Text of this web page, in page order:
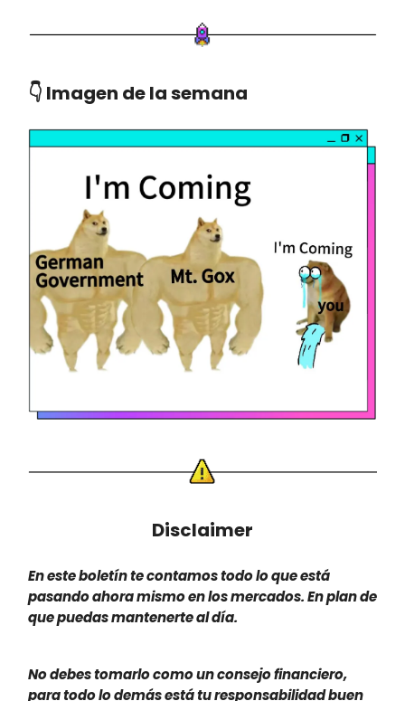
👇 Imagen de la semana
Disclaimer
En este boletín te contamos todo lo que está
pasando ahora mismo en los mercados. En plan de
que puedas mantenerte al día.
No debes tomarlo como un consejo financiero,
para todo lo demás está tu responsabilidad buen